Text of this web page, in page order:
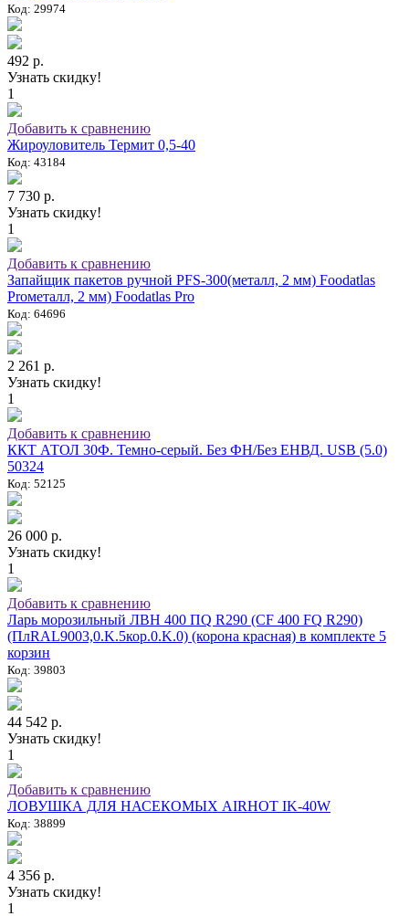
Код: 29974
492 р.
Узнать скидку!
1
Добавить к сравнению
Жироуловитель Термит 0,5-40
Код: 43184
7 730 р.
Узнать скидку!
1
Добавить к сравнению
Запайщик пакетов ручной PFS-300(металл, 2 мм) Foodatlas
Proметалл, 2 мм) Foodatlas Pro
Код: 64696
2 261 р.
Узнать скидку!
1
Добавить к сравнению
ККТ АТОЛ 30Ф. Темно-серый. Без ФН/Без ЕНВД. USB (5.0)
50324
Код: 52125
26 000 р.
Узнать скидку!
1
Добавить к сравнению
Ларь морозильный ЛВН 400 ПQ R290 (СF 400 FQ R290)
(ПлRAL9003,0.K.5кор.0.K.0) (корона красная) в комплекте 5
корзин
Код: 39803
44 542 р.
Узнать скидку!
1
Добавить к сравнению
ЛОВУШКА ДЛЯ НАСЕКОМЫХ AIRHOT IK-40W
Код: 38899
4 356 р.
Узнать скидку!
1